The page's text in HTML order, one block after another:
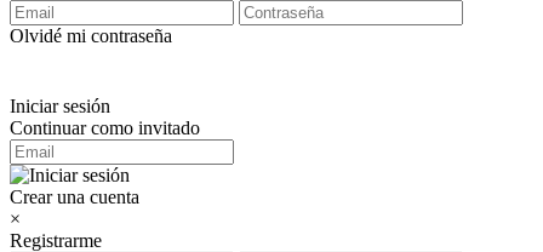
Olvidé mi contraseña
Iniciar sesión
Continuar como invitado
Crear una cuenta
×
Registrarme